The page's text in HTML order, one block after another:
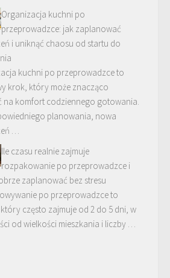
Organizacja kuchni po
przeprowadzce: jak zaplanować
i uniknąć chaosu od startu do
kuchni po przeprowadzce to
krok, który może znacząco
na komfort codziennego gotowania.
planowania, nowa
…
Ile czasu realnie zajmuje
rozpakowanie po przeprowadzce i
zaplanować bez stresu
po przeprowadzce to
często zajmuje od 2 do 5 dni, w
od wielkości mieszkania i liczby …